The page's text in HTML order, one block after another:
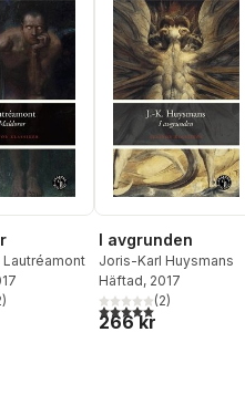
Totalt antal röster:
)
I avgrunden
Joris-Karl Huysmans
Häftad, 2017
5,0utav 5 stjärnor.
(2)
266 kr